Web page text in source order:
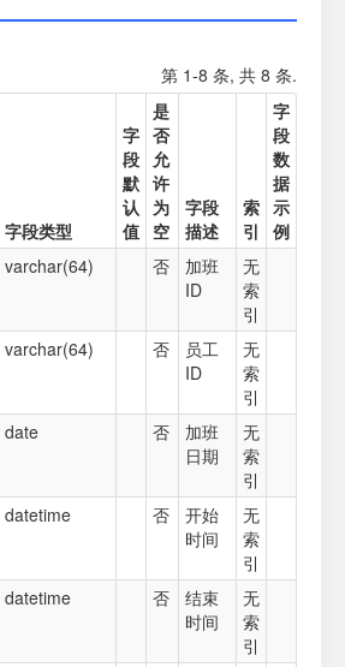
第 1-8 条, 共 8 条.
字段类型
字
段
默
认
值
是
否
允
许
为
空
字段
描述
索
引
字
段
数
据
示
例
varchar(64) 否
加班
ID
无
索
引
varchar(64) 否
员工
ID
无
索
引
date 否
加班
日期
无
索
引
datetime 否
开始
时间
无
索
引
datetime 否
结束
时间
无
索
引